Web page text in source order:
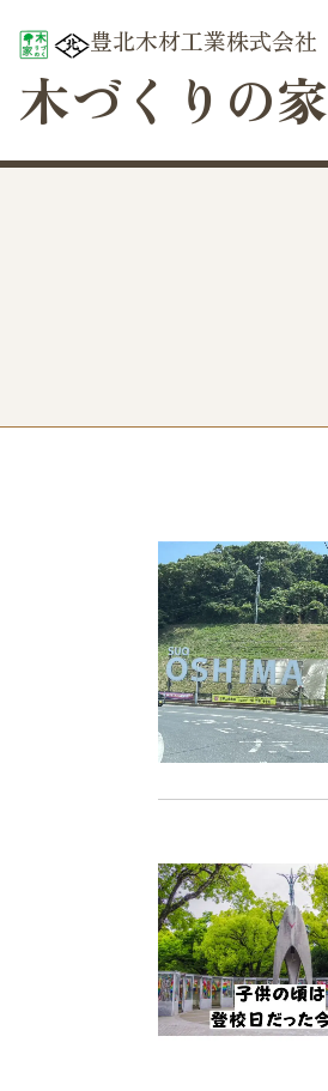
豊北木材工業株式会社
木づくりの家